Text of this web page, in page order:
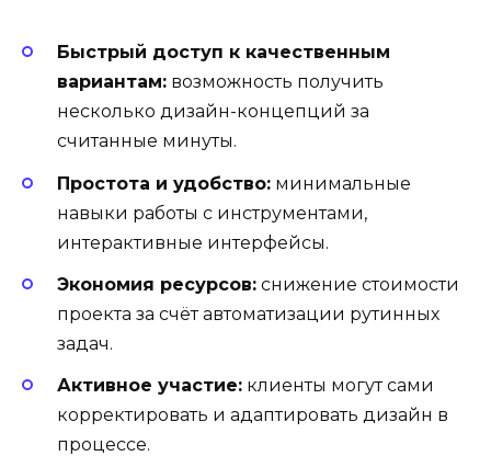
Быстрый доступ к качественным
вариантам: возможность получить
несколько дизайн-концепций за
считанные минуты.
Простота и удобство: минимальные
навыки работы с инструментами,
интерактивные интерфейсы.
Экономия ресурсов: снижение стоимости
проекта за счёт автоматизации рутинных
задач.
Активное участие: клиенты могут сами
корректировать и адаптировать дизайн в
процессе.